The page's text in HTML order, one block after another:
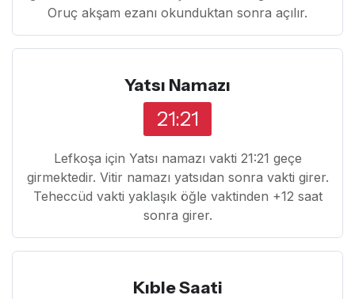
Oruç akşam ezanı okunduktan sonra açılır.
Yatsı Namazı
21:21
Lefkoşa için Yatsı namazı vakti 21:21 geçe
girmektedir. Vitir namazı yatsıdan sonra vakti girer.
Teheccüd vakti yaklaşık öğle vaktinden +12 saat
sonra girer.
Kıble Saati